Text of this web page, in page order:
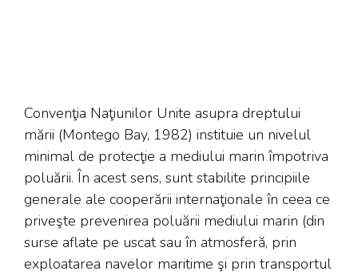
Convenţia Naţiunilor Unite asupra dreptului
mării (Montego Bay, 1982) instituie un nivelul
minimal de protecţie a mediului marin împotriva
poluării. În acest sens, sunt stabilite principiile
generale ale cooperării internaţionale în ceea ce
priveşte prevenirea poluării mediului marin (din
surse aflate pe uscat sau în atmosferă, prin
exploatarea navelor maritime şi prin transportul